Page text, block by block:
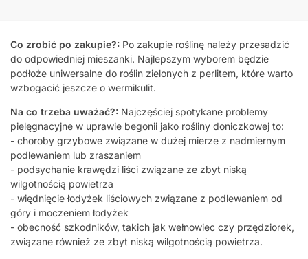
Co zrobić po zakupie?: Po zakupie roślinę należy przesadzić
do odpowiedniej mieszanki. Najlepszym wyborem będzie
podłoże uniwersalne do roślin zielonych z perlitem, które warto
wzbogacić jeszcze o wermikulit.
Na co trzeba uważać?: Najczęściej spotykane problemy
pielęgnacyjne w uprawie begonii jako rośliny doniczkowej to:
- choroby grzybowe związane w dużej mierze z nadmiernym
podlewaniem lub zraszaniem
- podsychanie krawędzi liści związane ze zbyt niską
wilgotnością powietrza
- więdnięcie łodyżek liściowych związane z podlewaniem od
góry i moczeniem łodyżek
- obecność szkodników, takich jak wełnowiec czy przędziorek,
związane również ze zbyt niską wilgotnością powietrza.